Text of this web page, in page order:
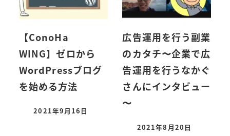
【ConoHa
WING】ゼロから
WordPressブログ
を始める方法
2021年9月16日
広告運用を行う副業
のカタチ〜企業で広
告運用を行うなかぐ
さんにインタビュー
〜
2021年8月20日